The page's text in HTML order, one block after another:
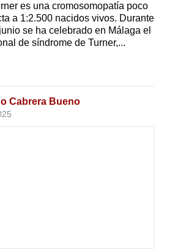
es una cromosomopatía poco
a 1:2.500 nacidos vivos. Durante
se ha celebrado en Málaga el
de síndrome de Turner,...
Cabrera Bueno